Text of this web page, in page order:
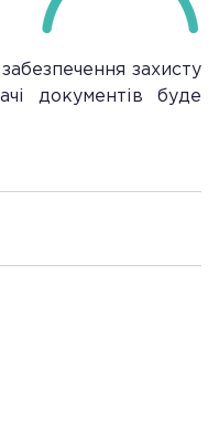
захисту
документів буде